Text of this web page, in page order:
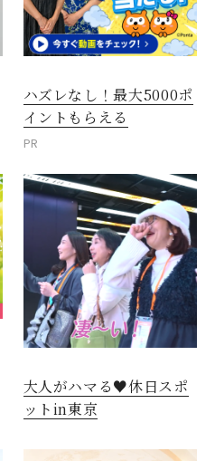
ハズレなし！最大5000ポ
イントもらえる
PR
大人がハマる♥休日スポ
ットin東京